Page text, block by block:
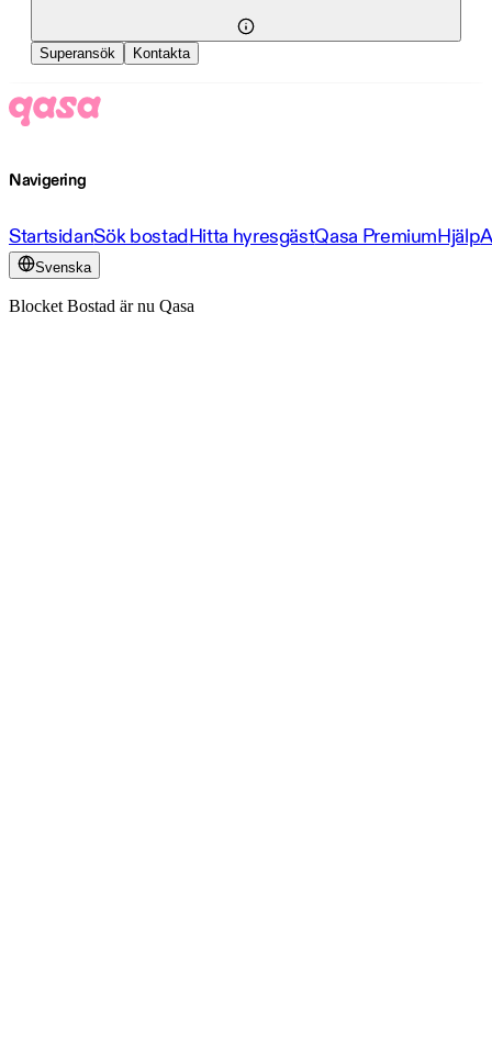
Superansök Kontakta
Navigering
StartsidanSök bostadHitta hyresgästQasa PremiumHjälp
Svenska
Blocket Bostad är nu Qasa